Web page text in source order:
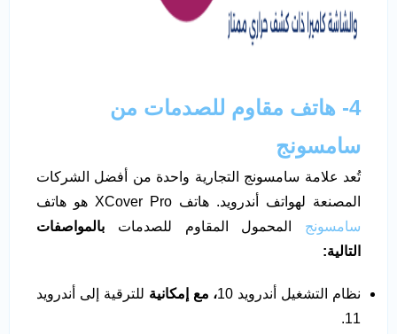
4- هاتف مقاوم للصدمات من
سامسونج
تُعد علامة سامسونج التجارية واحدة من أفضل الشركات
المصنعة لهواتف أندرويد. هاتف XCover Pro هو هاتف
سامسونج المحمول المقاوم للصدمات بالمواصفات
التالية:
نظام التشغيل أندرويد 10 ، مع إمكانية للترقية إلى أندرويد
11.